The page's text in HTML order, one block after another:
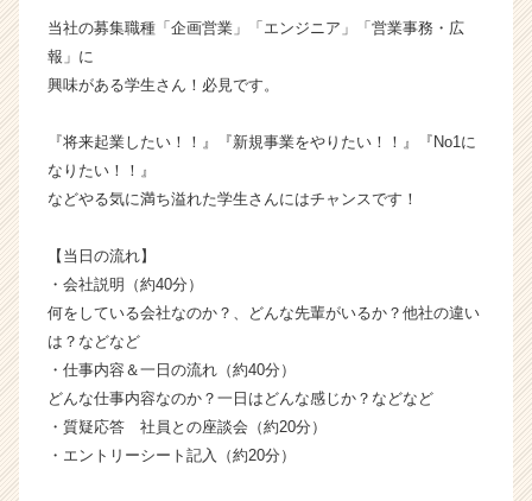
ィ
の
ム
イ
ン
ー・
成
長
企
当社の募集職種「企画営業」「エンジニア」「営業事務・広
報」に
興味がある学生さん！必見です。
『将来起業したい！！』『新規事業をやりたい！！』『No1に
なりたい！！』
などやる気に満ち溢れた学生さんにはチャンスです！
【当日の流れ】
・会社説明（約40分）
何をしている会社なのか？、どんな先輩がいるか？他社の違い
は？などなど
・仕事内容＆一日の流れ（約40分）
どんな仕事内容なのか？一日はどんな感じか？などなど
・質疑応答 社員との座談会（約20分）
・エントリーシート記入（約20分）